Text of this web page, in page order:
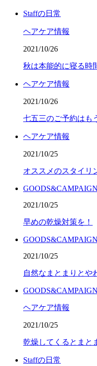
Staffの日常
ヘアケア情報
2021/10/26
秋は本能的に寝る時
ヘアケア情報
2021/10/26
七五三のご予約はも
ヘアケア情報
2021/10/25
オススメのスタイリ
GOODS&CAMPAIGN
2021/10/25
早めの乾燥対策を！
GOODS&CAMPAIGN
2021/10/25
自然なまとまりとや
GOODS&CAMPAIGN
ヘアケア情報
2021/10/25
乾燥してくるとまと
Staffの日常